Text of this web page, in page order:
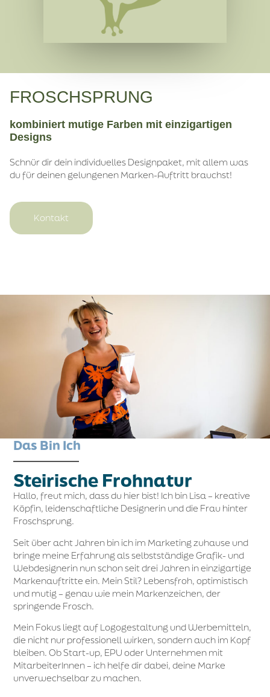
FROSCHSPRUNG
kombiniert mutige Farben mit einzigartigen
Designs
Schnür dir dein individuelles Designpaket, mit allem was
du für deinen gelungenen Marken-Auftritt brauchst!
Kontakt
Das Bin Ich
Steirische Frohnatur
Hallo, freut mich, dass du hier bist! Ich bin Lisa – kreative
Köpfin, leidenschaftliche Designerin und die Frau hinter
Froschsprung.
Seit über acht Jahren bin ich im Marketing zuhause und
bringe meine Erfahrung als selbstständige Grafik- und
Webdesignerin nun schon seit drei Jahren in einzigartige
Markenauftritte ein. Mein Stil? Lebensfroh, optimistisch
und mutig – genau wie mein Markenzeichen, der
springende Frosch.
Mein Fokus liegt auf Logogestaltung und Werbemitteln,
die nicht nur professionell wirken, sondern auch im Kopf
bleiben. Ob Start-up, EPU oder Unternehmen mit
MitarbeiterInnen – ich helfe dir dabei, deine Marke
unverwechselbar zu machen.